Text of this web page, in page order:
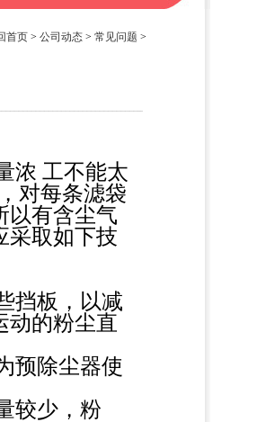
首页 > 公司动态 > 常见问题 >
浓 工不能太
对每条滤袋
以有含尘气
采取如下技
挡板，以减
动的粉尘直
预除尘器使
较少，粉